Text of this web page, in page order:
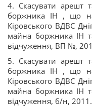
4. Скасувати арешт
боржника ІН , що
Кіровського ВДВС
майна боржника ІН
відчуження, ВП №,
5. Скасувати арешт
боржника ІН , що
Кіровського ВДВС
майна боржника ІН
відчуження, б/н, 2011.